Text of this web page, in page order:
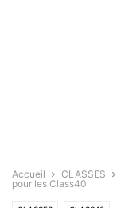
Accueil CLASSES
pour les Class40